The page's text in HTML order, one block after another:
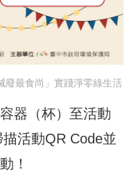
最食尚」實踐淨零綠生活
器（杯）至活動
活動QR Code並
！